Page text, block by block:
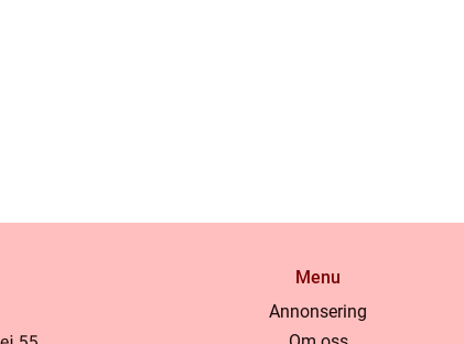
Menu
Annonsering